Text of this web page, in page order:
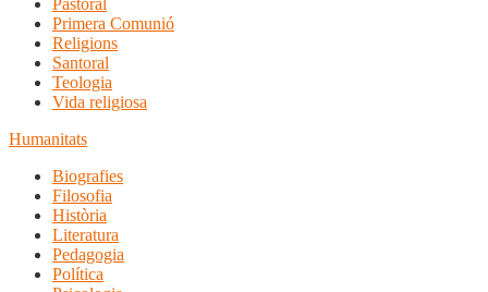
Pastoral
Primera Comunió
Religions
Santoral
Teologia
Vida religiosa
Humanitats
Biografies
Filosofia
Història
Literatura
Pedagogia
Política